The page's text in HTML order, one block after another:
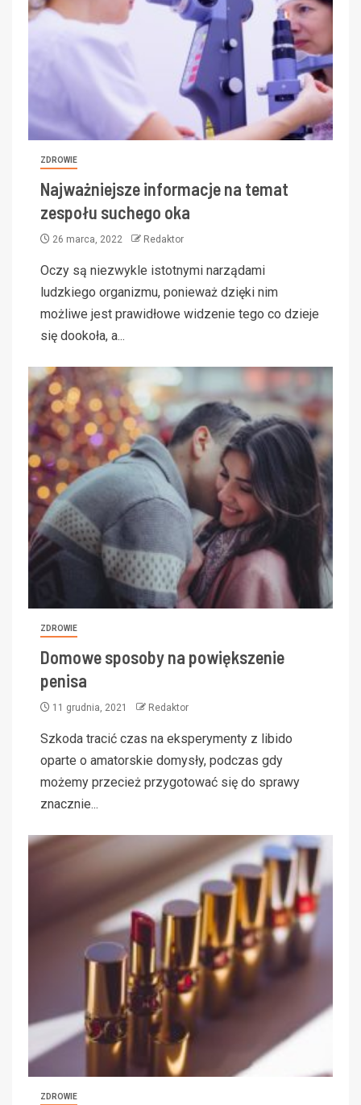
ZDROWIE
Najważniejsze informacje na temat
zespołu suchego oka
26 marca, 2022 Redaktor
Oczy są niezwykle istotnymi narządami
ludzkiego organizmu, ponieważ dzięki nim
możliwe jest prawidłowe widzenie tego co dzieje
się dookoła, a...
ZDROWIE
Domowe sposoby na powiększenie
penisa
11 grudnia, 2021 Redaktor
Szkoda tracić czas na eksperymenty z libido
oparte o amatorskie domysły, podczas gdy
możemy przecież przygotować się do sprawy
znacznie...
ZDROWIE